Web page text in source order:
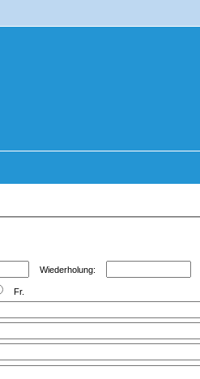
Wiederholung:
Fr.